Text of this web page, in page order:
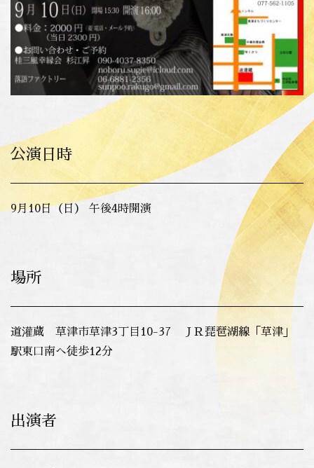
公演日時
9月10日（日） 午後4時開演
場所
道灌蔵 草津市草津3丁目10-37 ＪＲ琵琶湖線「草津」
駅東口南へ徒歩12分
出演者